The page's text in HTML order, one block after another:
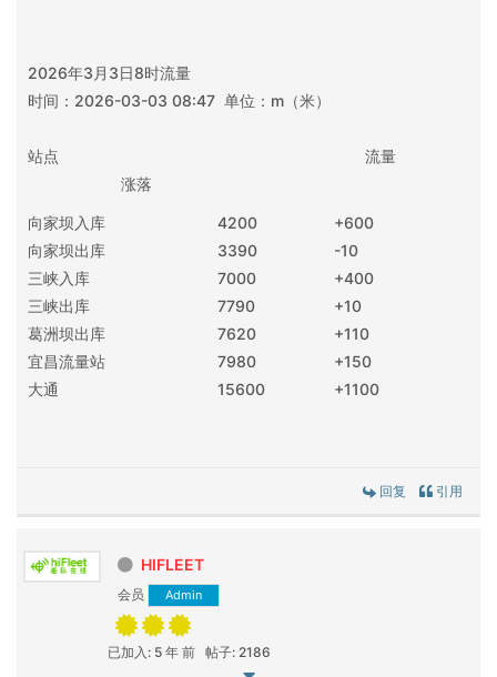
2026年3月3日8时流量
时间：2026-03-03 08:47 单位：m（米）
站点 流量
涨落
向家坝入库 4200
+600
向家坝出库
3390
-10
三峡入库
7000
+400
三峡出库
7790
+10
葛洲坝出库
7620
+110
宜昌流量站
7980
+150
大通
15600 +1100
回复 引用
HIFLEET
会员 Admin
已加入: 5 年 前 帖子: 2186